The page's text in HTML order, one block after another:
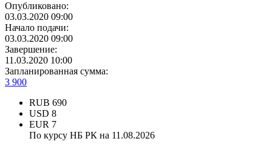
Опубликовано:
03.03.2020 09:00
Начало подачи:
03.03.2020 09:00
Завершение:
11.03.2020 10:00
Запланированная сумма:
3 900
RUB 690
USD 8
EUR 7
По курсу НБ РК на 11.08.2026